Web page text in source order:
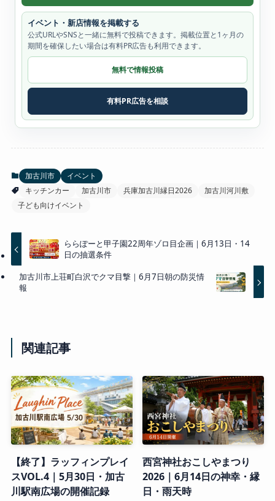
イベント・新店情報を掲載する
公式URLやSNSと一緒に無料で投稿できます。掲載位置と1ヶ月の
期間を確保したい場合は有料PR広告も利用できます。
無料で情報投稿
有料PR広告を相談
加古川市
イベント
キッチンカー
加古川市 兵庫加古川縁日2026
加古川河川敷
子ども向けイベント
ららぽーと甲子園22周年ゾロ目企画｜6月13日・14
日の抽選条件
加古川市上荘町白沢でクマ目撃｜6月7日朝の防災情
報
関連記事
【終了】ラッフィンプレイ
スVOL.4｜5月30日・加古
川駅南広場の開催記録
西宮神社おこしやまつり
2026｜6月14日の神幸・縁
日・雨天時